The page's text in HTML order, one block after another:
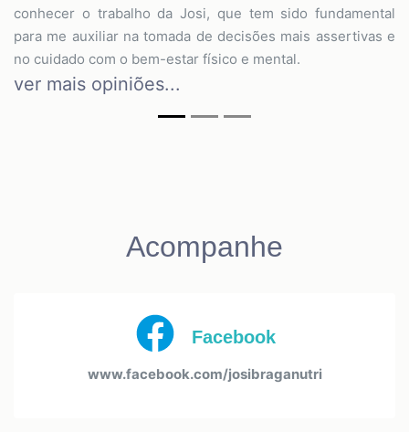
conhecer o trabalho da Josi, que tem sido fundamental
para me auxiliar na tomada de decisões mais assertivas e
no cuidado com o bem-estar físico e mental.
ver mais opiniões...
Acompanhe
Facebook
www.facebook.com/josibraganutri